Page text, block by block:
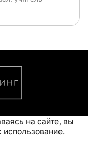
на сайте, вы
использование.